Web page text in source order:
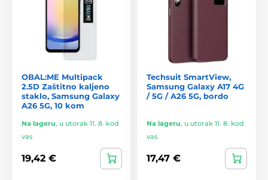
OBAL:ME Multipack
2.5D Zaštitno kaljeno
staklo, Samsung Galaxy
A26 5G, 10 kom
Na lageru, u utorak 11. 8. kod
vas
19,42 €
Techsuit SmartView,
Samsung Galaxy A17 4G
/ 5G / A26 5G, bordo
Na lageru, u utorak 11. 8. kod
vas
17,47 €